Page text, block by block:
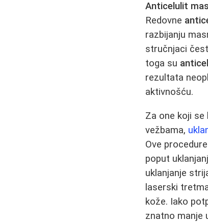
Anticelulit
Redovne
razbijanju
stručnjaci
toga su
rezultata
aktivnošću.
Za one koji
vežbama,
Ove
poput
uklanjanje
laserski
kože. Iako
znatno manje